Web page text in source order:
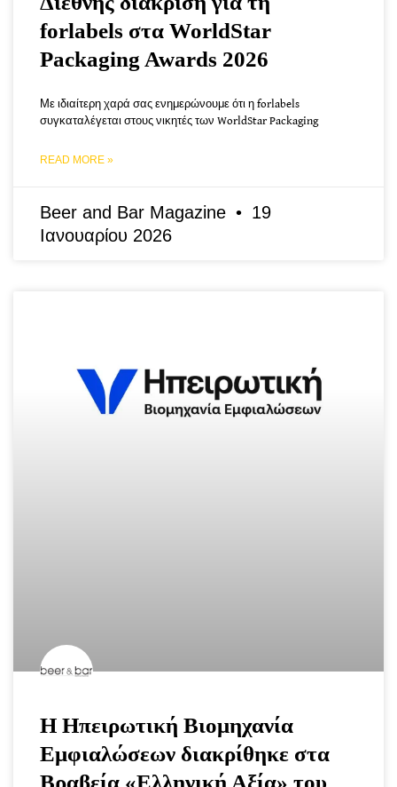
forlabels στα WorldStar
Packaging Awards 2026
Με ιδιαίτερη χαρά σας ενημερώνουμε ότι η forlabels
συγκαταλέγεται στους νικητές των WorldStar Packaging
READ MORE »
Beer and Bar Magazine
19
Ιανουαρίου 2026
Η Ηπειρωτική Βιομηχανία
Εμφιαλώσεων διακρίθηκε στα